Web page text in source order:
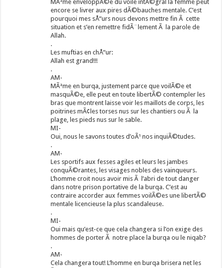
MÃªme enveloppÃ©e du voile intÃ©gral la femme peut
encore se livrer aux pires dÃ©bauches mentale. C’est
pourquoi mes sÅ“urs nous devons mettre fin Ã cette
situation et s’en remettre fidÃ¨lement Ã la parole de
Allah.
.
Les muftias en chÅ“ur:
Allah est grand!!!
.
AM-
MÃªme en burqa, justement parce que voilÃ©e et
masquÃ©e, elle peut en toute libertÃ© contempler les
bras que montrent laisse voir les maillots de corps, les
poitrines mÃ¢les torses nus sur les chantiers ou Ã la
plage, les pieds nus sur le sable.
MI-
Oui, nous le savons toutes d’oÃ¹ nos inquiÃ©tudes.
.
AM-
Les sportifs aux fesses agiles et leurs les jambes
conquÃ©rantes, les visages nobles des vainqueurs.
L’homme croit nous avoir mis Ã l’abri de tout danger
dans notre prison portative de la burqa. C’est au
contraire accorder aux femmes voilÃ©es une libertÃ©
mentale licencieuse la plus scandaleuse.
.
MI-
Oui mais qu’est-ce que cela changera si l’on exige des
hommes de porter Ã notre place la burqa ou le niqab?
.
AM-
Cela changera tout! L’homme en burqa brisera net les